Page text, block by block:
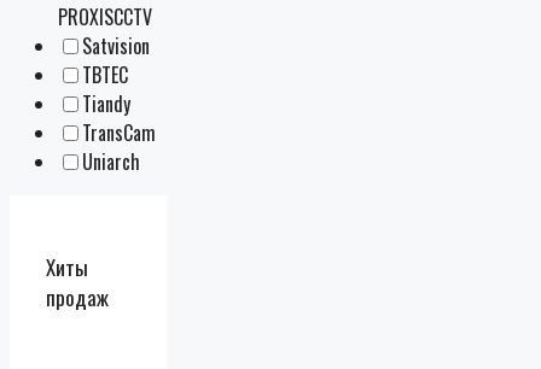
PROXISCCTV
Satvision
TBTEC
Tiandy
TransCam
Uniarch
Хиты
продаж